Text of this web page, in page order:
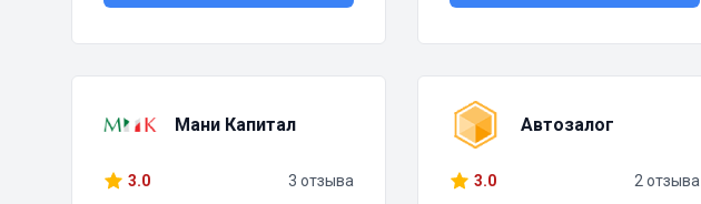
Мани Капитал
3.0 3 отзыва
Автозалог
3.0 2 отзыва